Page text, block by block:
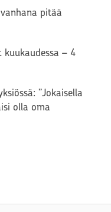
pitää
kuukaudessa – 4
”Jokaisella
olla oma